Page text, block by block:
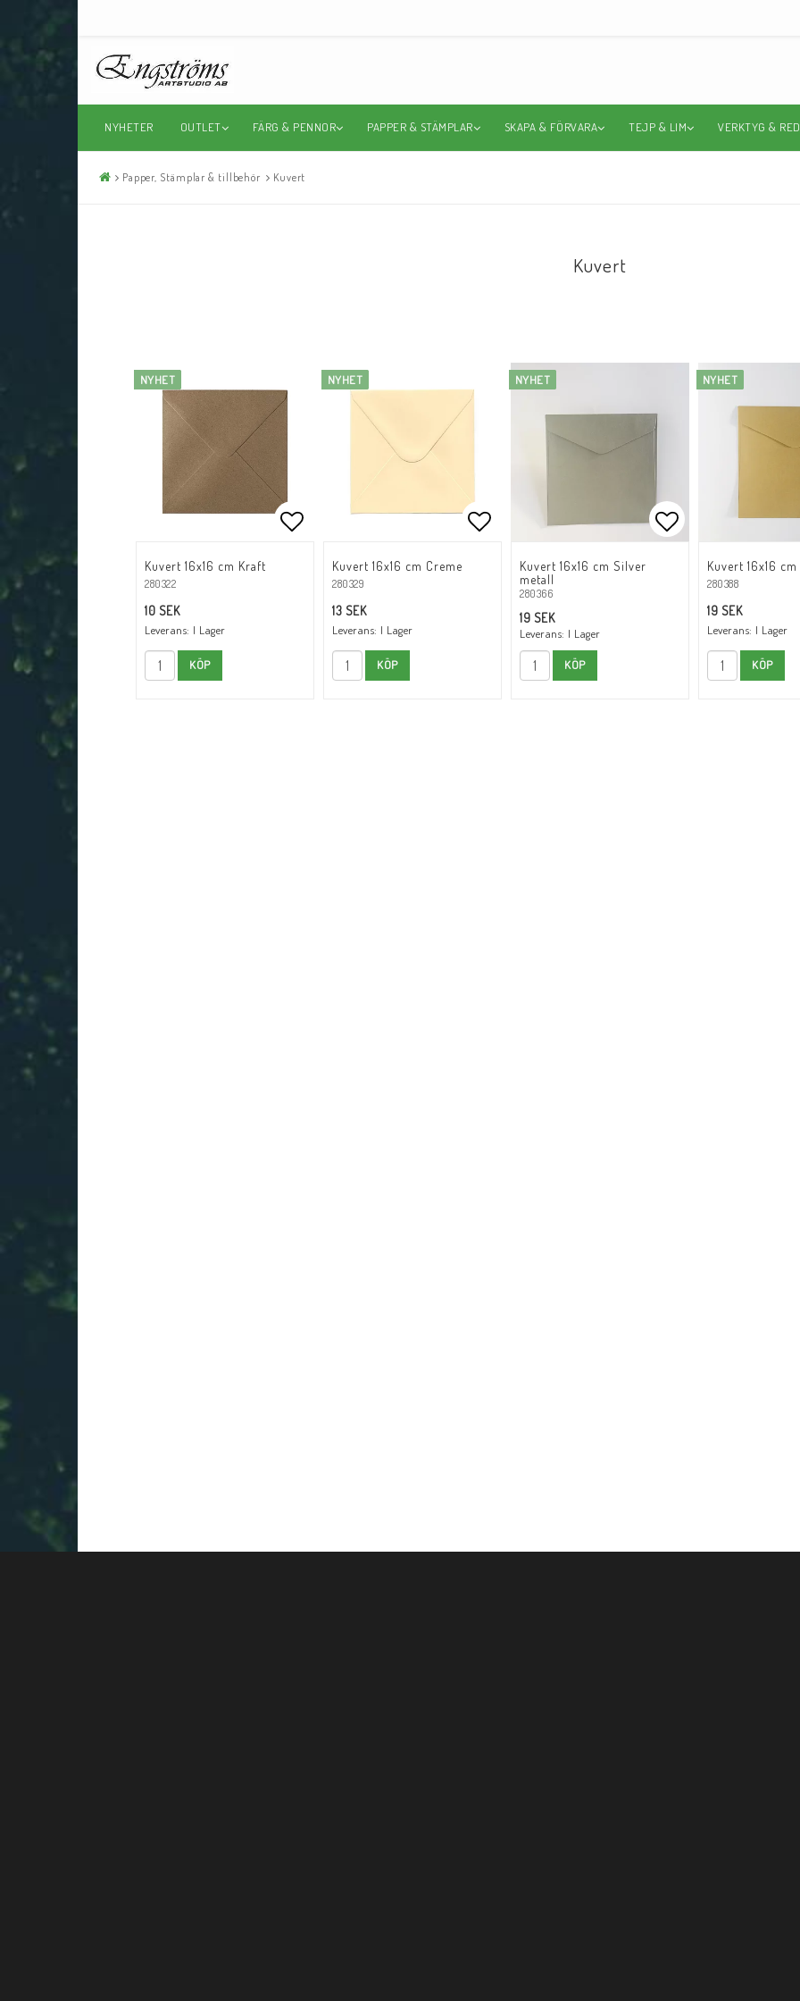
NYHETER OUTLET FÄRG & PENNOR PAPPER & STÄMPLAR SKAPA & FÖRVARA TEJP & LIM VERKTYG &
Papper, Stämplar & tillbehör Kuvert
Kuvert
NYHET
Lägg till i favoritlistan
Kuvert 16x16 cm Kraft
280322
10 SEK
Leverans: I Lager
KÖP
NYHET
Lägg till i favoritlistan
Kuvert 16x16 cm Creme
280329
13 SEK
Leverans: I Lager
KÖP
NYHET
Lägg till i
Kuvert 16x16 cm Silver
metall
280366
19 SEK
Leverans: I Lager
KÖP
NYHET
Kuvert 16x16
280388
19 SEK
Leverans: I Lager
KÖP